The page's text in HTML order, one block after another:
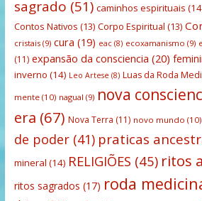
sagrado (51) caminhos espirituais
Contos Nativos (13) Corpo Espiritual (13)
cristais(9) cura (19) eac(8) ecoxamanismo (9)
(11) expansão da consciencia (20)
inverno (14) Leo Artese (8) Luas da Roda
mente(10) nagual (9) nova
era (67) Nova Terra (11) novo mundo (10)
de poder(41) praticas
mineral (14) RELIGIÕES (45) ritos
ritos sagrados (17) roda